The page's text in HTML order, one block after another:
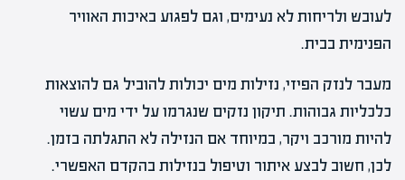
לעובש ולריחות לא נעימים, וגם לפגוע באיכות האוויר
הפנימית בבית.
מעבר לנזק הפיזי, נזילות מים יכולות להוביל גם להוצאות
כלכליות גבוהות. תיקון נזקים שנגרמו על ידי מים עשוי
להיות מורכב ויקר, במיוחד אם הנזילה לא התגלתה בזמן.
לכן, חשוב לבצע איתור וטיפול בנזילות בהקדם האפשרי.